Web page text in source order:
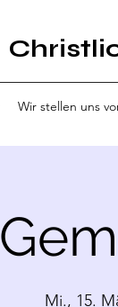
Wir stellen uns
Mi., 15.